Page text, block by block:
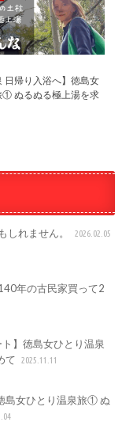
日帰り入浴へ】徳島女
① ぬるぬる極上湯を求
しれません。 2026.02.05
年の古民家買って2
ト】徳島女ひとり温泉
て
2025.11.11
島女ひとり温泉旅① ぬ